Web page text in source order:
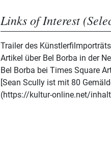
Links of Interest
Trailer des
Artikel über Bel Borba in der
Bel Borba bei Times Square
[Sean Scully ist mit 80
(https://kultur-online.net/